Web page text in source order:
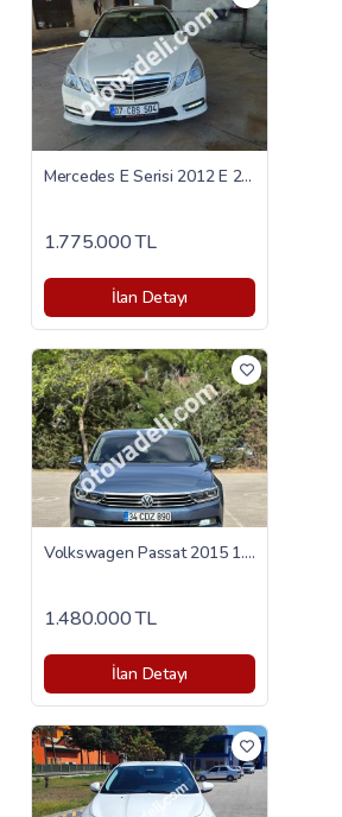
Mercedes E Serisi 2012 E 250 CGI Elite
1.775.000 TL
İlan Detayı
Volkswagen Passat 2015 1.6 TDI BlueMotion Comfortline
1.480.000 TL
İlan Detayı